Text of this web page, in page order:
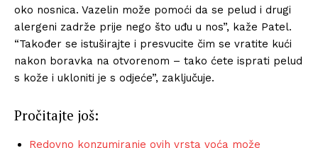
oko nosnica. Vazelin može pomoći da se pelud i drugi
alergeni zadrže prije nego što uđu u nos”, kaže Patel.
“Također se istuširajte i presvucite čim se vratite kući
nakon boravka na otvorenom – tako ćete isprati pelud
s kože i ukloniti je s odjeće”, zaključuje.
Pročitajte još:
Redovno konzumiranje ovih vrsta voća može